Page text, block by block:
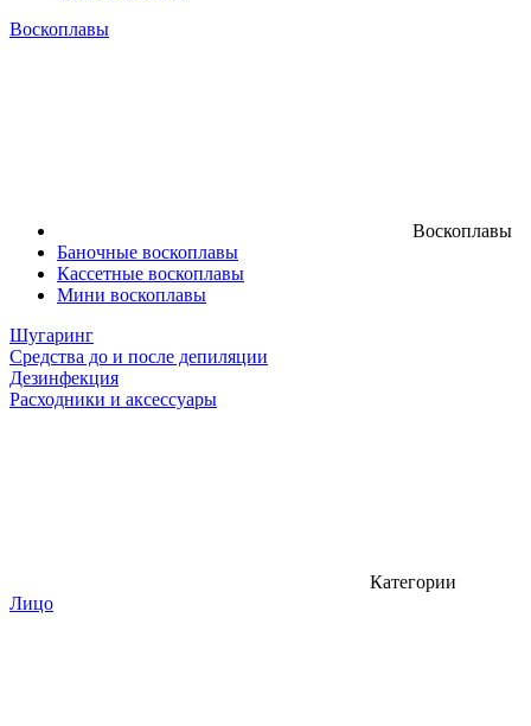
Воскоплавы
Воскоплавы
Баночные воскоплавы
Кассетные воскоплавы
Мини воскоплавы
Шугаринг
Средства до и после депиляции
Дезинфекция
Расходники и аксессуары
Категории
Лицо